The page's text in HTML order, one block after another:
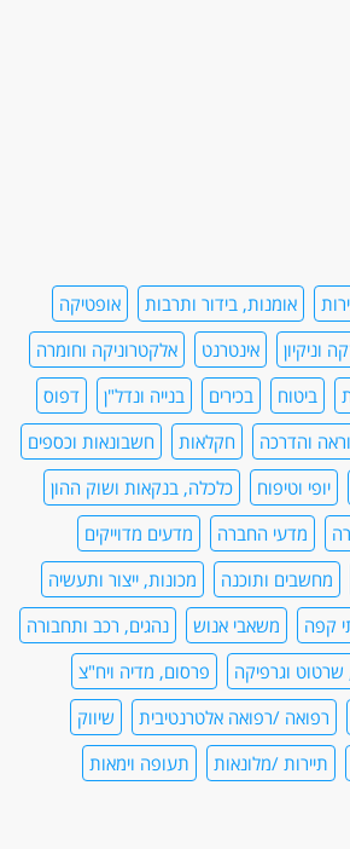
אומנות, בידור ותרבות
אופטיקה
וניקיון אינטרנט
אלקטרוניקה וחומרה
ביטוח בכירים בנייה ונדל"ן
דפוס
והדרכה חקלאות
חשבונאות וכספים
יופי וטיפוח
כלכלה, בנקאות ושוק ההון
מדעי החברה
מדעים מדוייקים
מחשבים ותוכנה
מכונות, ייצור ותעשיה
קפה משאבי אנוש
נהגים, רכב ותחבורה
שרטוט וגרפיקה
פרסום, מדיה ויח"צ
רפואה /רפואה אלטרנטיבית
שיווק
תיירות /מלונאות תעופה וימאות